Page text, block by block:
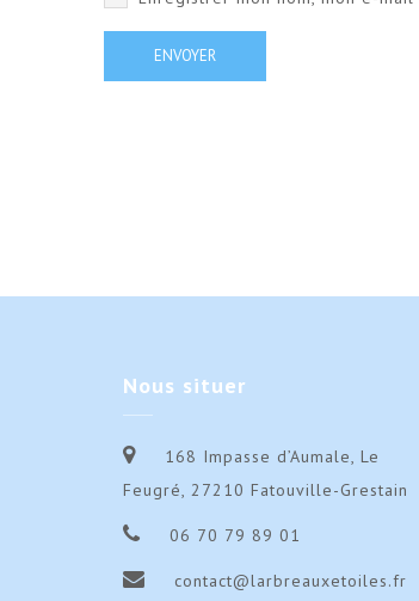
Nous situer
168 Impasse d’Aumale, Le
Feugré, 27210 Fatouville-Grestain
06 70 79 89 01
contact@larbreauxetoiles.fr